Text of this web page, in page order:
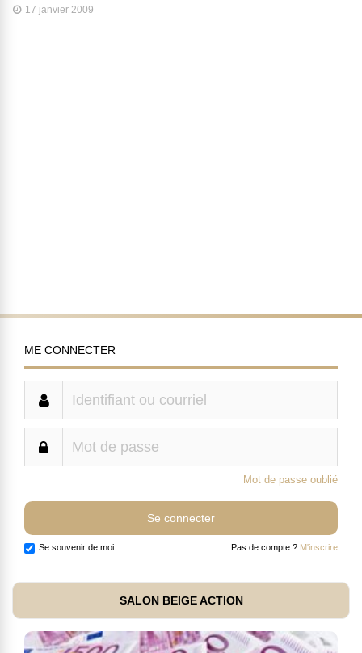
17 janvier 2009
ME CONNECTER
Mot de passe oublié
Se souvenir de moi Pas de compte ? M'inscrire
SALON BEIGE ACTION